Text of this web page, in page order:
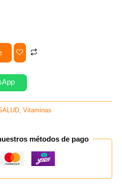
, Vitaminas
métodos de pago